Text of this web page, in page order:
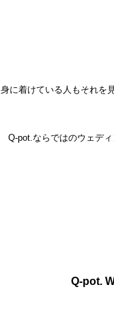
身に着けている人もそれを
Q-pot.ならではのウェデ
Q-pot.